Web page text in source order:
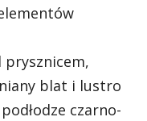
prysznicem,
blat i lustro
czarno-